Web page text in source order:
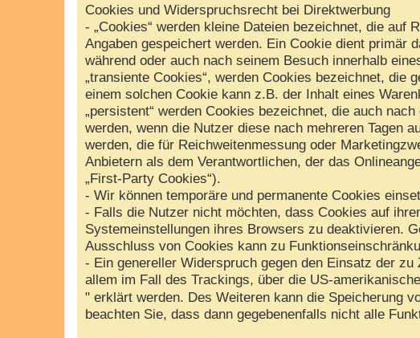
Cookies und Widerspruchsrecht bei Direktwerbung
- „Cookies“ werden kleine Dateien bezeichnet, die
Angaben gespeichert werden. Ein Cookie dient primär
während oder auch nach seinem Besuch innerhalb
„transiente Cookies“, werden Cookies bezeichnet,
einem solchen Cookie kann z.B. der Inhalt eines
„persistent“ werden Cookies bezeichnet, die auch
werden, wenn die Nutzer diese nach mehreren Tagen
werden, die für Reichweitenmessung oder
Anbietern als dem Verantwortlichen, der das
„First-Party Cookies“).
- Wir können temporäre und permanente Cookies
- Falls die Nutzer nicht möchten, dass Cookies auf
Systemeinstellungen ihres Browsers zu deaktivieren.
Ausschluss von Cookies kann zu
- Ein genereller Widerspruch gegen den Einsatz der
allem im Fall des Trackings, über die US-
" erklärt werden. Des Weiteren kann die Speicherung
beachten Sie, dass dann gegebenenfalls nicht alle